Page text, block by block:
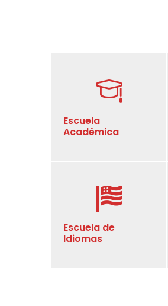
Escuela
Académica
Escuela de
Idiomas